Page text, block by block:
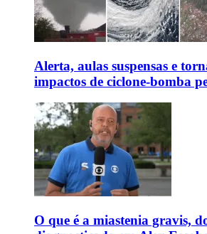
Alerta, aulas suspensas e
impactos de ciclone-bomba
O que é a miastenia gravis,